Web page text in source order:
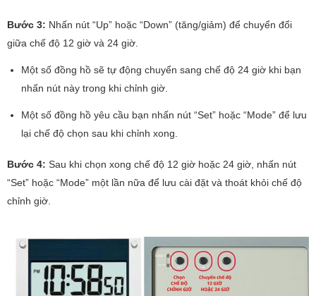
Bước 3: Nhấn nút “Up” hoặc “Down” (tăng/giảm) để chuyển đổi
giữa chế độ 12 giờ và 24 giờ.
Một số đồng hồ sẽ tự động chuyển sang chế độ 24 giờ khi bạn
nhấn nút này trong khi chỉnh giờ.
Một số đồng hồ yêu cầu bạn nhấn nút “Set” hoặc “Mode” để lưu
lại chế độ chọn sau khi chỉnh xong.
Bước 4: Sau khi chọn xong chế độ 12 giờ hoặc 24 giờ, nhấn nút
“Set” hoặc “Mode” một lần nữa để lưu cài đặt và thoát khỏi chế độ
chỉnh giờ.